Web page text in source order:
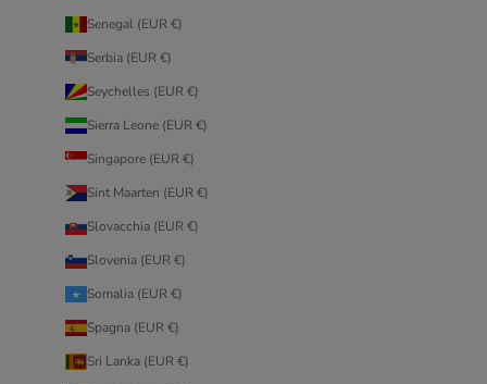
Senegal (EUR €)
Serbia (EUR €)
Seychelles (EUR €)
Sierra Leone (EUR €)
Singapore (EUR €)
Sint Maarten (EUR €)
Slovacchia (EUR €)
Slovenia (EUR €)
Somalia (EUR €)
Spagna (EUR €)
Sri Lanka (EUR €)